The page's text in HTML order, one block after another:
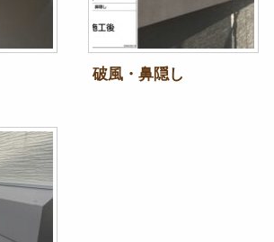
破風・鼻隠し